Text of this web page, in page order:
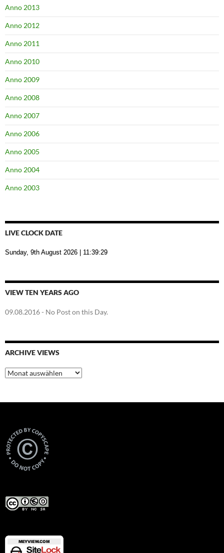
Anno 2013
Anno 2012
Anno 2011
Anno 2010
Anno 2009
Anno 2008
Anno 2007
Anno 2006
Anno 2005
Anno 2004
Anno 2003
LIVE CLOCK DATE
Sunday, 9th August 2026 | 11:39:30
VIEW TEN YEARS AGO
09.08.2016- No Post on this Day.
ARCHIVE VIEWS
Archive
Views